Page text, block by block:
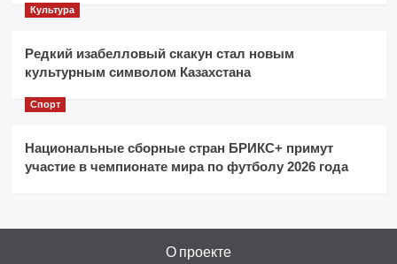
Культура
Редкий изабелловый скакун стал новым
культурным символом Казахстана
Спорт
Национальные сборные стран БРИКС+ примут
участие в чемпионате мира по футболу 2026 года
О проекте